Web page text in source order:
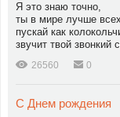
Я это знаю точно,
ты в мире лучше
пускай как
звучит твой звонкий
26560 0
С Днем рождения